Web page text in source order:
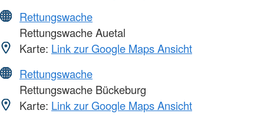
Rettungswache
Rettungswache Auetal
Karte: Link zur Google Maps Ansicht
Rettungswache
Rettungswache Bückeburg
Karte: Link zur Google Maps Ansicht